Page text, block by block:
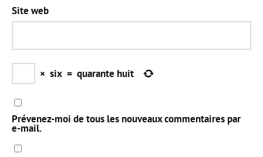
Site web
× six = quarante huit
Prévenez-moi de tous les nouveaux commentaires par
e-mail.